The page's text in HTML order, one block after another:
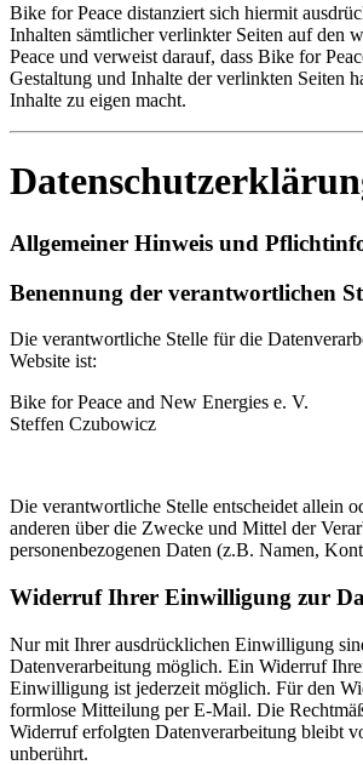
Bike for Peace distanziert sich hiermit
Inhalten sämtlicher verlinkter Seiten auf den
Peace und verweist darauf, dass Bike for
Gestaltung und Inhalte der verlinkten Seiten
Inhalte zu eigen macht.
Allgemeiner Hinweis und
Benennung der verantwortlichen
Die verantwortliche Stelle für die
Website ist:
Bike for Peace and New Energies e. V.
Steffen Czubowicz
Die verantwortliche Stelle entscheidet allein
anderen über die Zwecke und Mittel der
personenbezogenen Daten (z.B. Namen,
Widerruf Ihrer Einwilligung zur
Nur mit Ihrer ausdrücklichen Einwilligung
Datenverarbeitung möglich. Ein Widerruf
Einwilligung ist jederzeit möglich. Für den
formlose Mitteilung per E-Mail. Die
Widerruf erfolgten Datenverarbeitung bleibt
unberührt.